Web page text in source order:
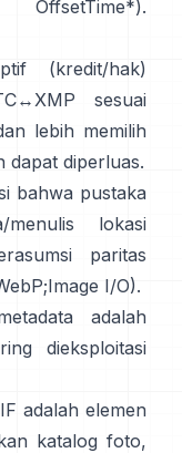
(kredit/hak)
sesuai
lebih memilih
dapat diperluas.
bahwa pustaka
menulis lokasi
paritas
;Image I/O).
adalah
dieksploitasi
adalah elemen
katalog foto,